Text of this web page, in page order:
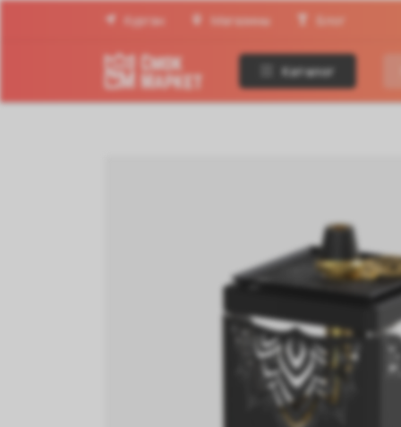
Курган Магазины Блог
Каталог